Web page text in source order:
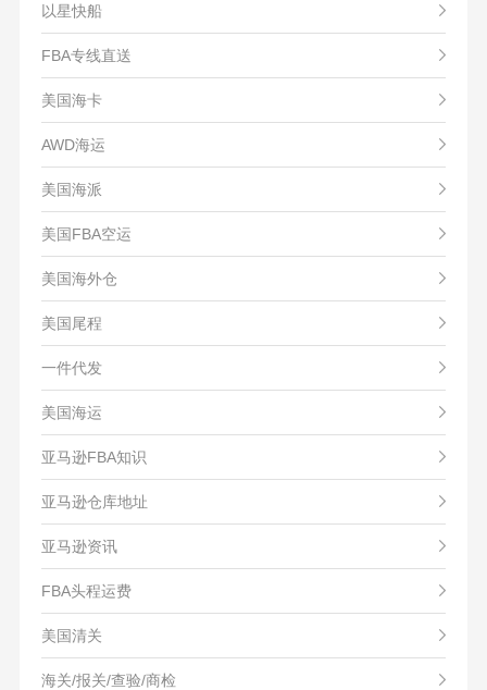
以星快船
FBA专线直送
美国海卡
AWD海运
美国海派
美国FBA空运
美国海外仓
美国尾程
一件代发
美国海运
亚马逊FBA知识
亚马逊仓库地址
亚马逊资讯
FBA头程运费
美国清关
海关/报关/查验/商检